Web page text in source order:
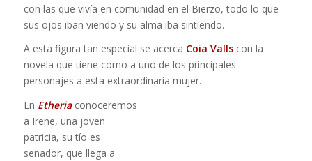
con las que vivía en comunidad en el Bierzo, todo lo que
sus ojos iban viendo y su alma iba sintiendo.
A esta figura tan especial se acerca Coia Vallscon la
novela que tiene como a uno de los principales
personajes a esta extraordinaria mujer.
En Etheriaconoceremos
a Irene, una joven
patricia, su tío es
senador, que llega a